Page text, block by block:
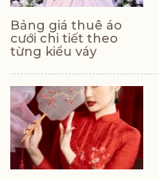
Bảng giá thuê áo
cưới chi tiết theo
từng kiểu váy